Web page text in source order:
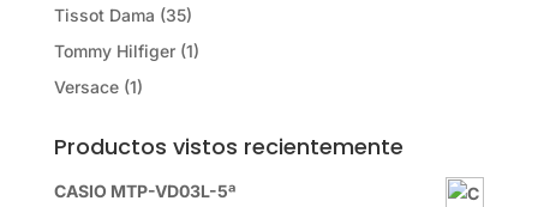
Tissot Dama (35)
Tommy Hilfiger (1)
Versace (1)
Productos vistos recientemente
CASIO MTP-VD03L-5ª